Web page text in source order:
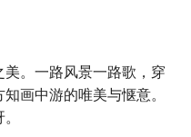
。一路风景一路歌，穿
画中游的唯美与惬意。